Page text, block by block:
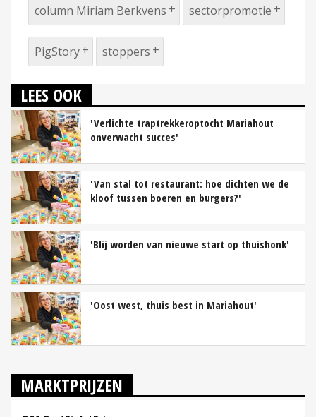
column Miriam Berkvens sectorpromotie
PigStory stoppers
LEES OOK
'Verlichte traptrekkeroptocht Mariahout
onverwacht succes'
'Van stal tot restaurant: hoe dichten we de
kloof tussen boeren en burgers?'
'Blij worden van nieuwe start op thuishonk'
'Oost west, thuis best in Mariahout'
MARKTPRIJZEN